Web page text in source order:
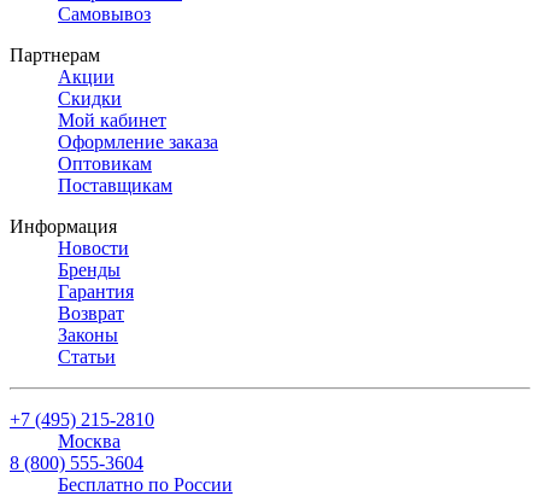
Самовывоз
Партнерам
Акции
Скидки
Мой кабинет
Оформление заказа
Оптовикам
Поставщикам
Информация
Новости
Бренды
Гарантия
Возврат
Законы
Статьи
+7 (495) 215-2810
Москва
8 (800) 555-3604
Бесплатно по России